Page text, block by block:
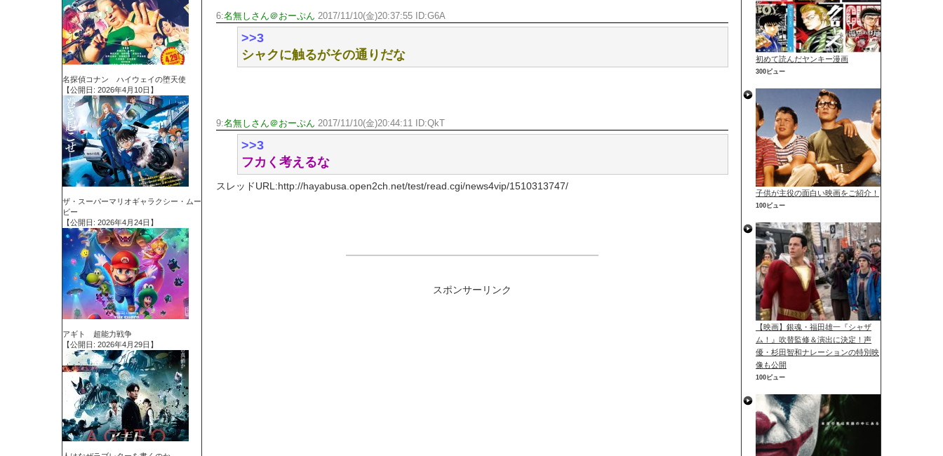
6:名無しさん＠おーぷん 2017/11/10(金)20:37:55 ID:G6A
>>3
シャクに触るがその通りだな
9:名無しさん＠おーぷん 2017/11/10(金)20:44:11 ID:QkT
>>3
フカく考えるな
スレッドURL:http://hayabusa.open2ch.net/test/read.cgi/news4vip/1510313747/
スポンサーリンク
名探偵コナン ハイウェイの堕天使
【公開日: 2026年4月10日】
ザ・スーパーマリオギャラクシー・ムー
ビー
【公開日: 2026年4月24日】
アギト 超能力戦争
【公開日: 2026年4月29日】
初めて読んだヤンキー漫画
300ビュー
子供が主役の面白い映画をご紹介！
100ビュー
【映画】銀魂・福田雄一『シャザ
ム！』吹替監修＆演出に決定！声
優・杉田智和ナレーションの特別映
像も公開
100ビュー